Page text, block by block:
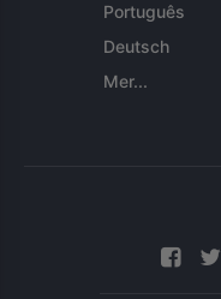
Português
Deutsch
Mer...